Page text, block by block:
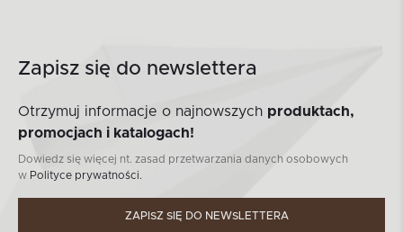
Zapisz się do newslettera
Otrzymuj informacje o najnowszych produktach,
promocjach i katalogach!
Dowiedz się więcej nt. zasad przetwarzania danych osobowych
w Polityce prywatności.
ZAPISZ SIĘ DO NEWSLETTERA